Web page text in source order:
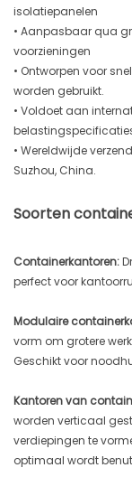
isolatiepanelen
• Aanpasbaar qua
voorzieningen
• Ontworpen voor
worden gebruikt.
• Voldoet aan
• Wereldwijde
Suzhou, China.
Soorten
Containerkantoren:
perfect voor
Modulaire
vorm om grotere
Geschikt voor
Kantoren van
worden verticaal
verdiepingen te
optimaal wordt